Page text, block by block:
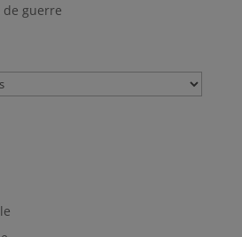
guerre